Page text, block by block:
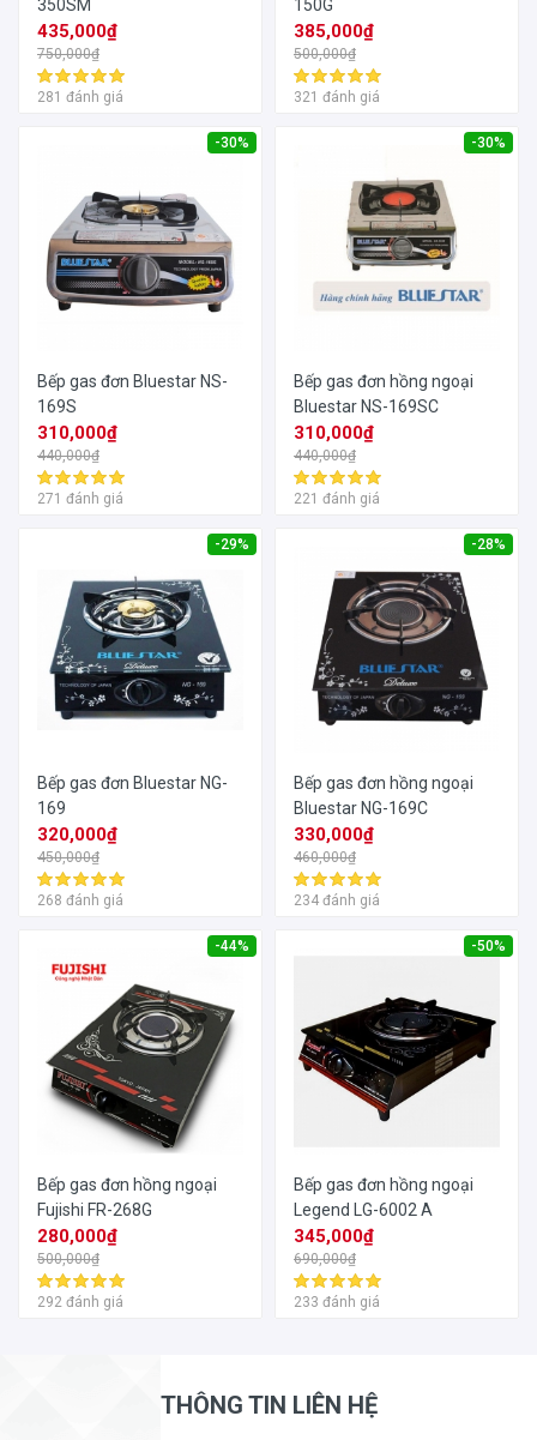
350SM
435,000₫
750,000₫
281 đánh giá
150G
385,000₫
500,000₫
321 đánh giá
-30%
Bếp gas đơn Bluestar NS-
169S
310,000₫
440,000₫
271 đánh giá
-30%
Bếp gas đơn hồng ngoại
Bluestar NS-169SC
310,000₫
440,000₫
221 đánh giá
-29%
Bếp gas đơn Bluestar NG-
169
320,000₫
450,000₫
268 đánh giá
-28%
Bếp gas đơn hồng ngoại
Bluestar NG-169C
330,000₫
460,000₫
234 đánh giá
-44%
Bếp gas đơn hồng ngoại
Fujishi FR-268G
280,000₫
500,000₫
292 đánh giá
-50%
Bếp gas đơn hồng ngoại
Legend LG-6002 A
345,000₫
690,000₫
233 đánh giá
THÔNG TIN LIÊN HỆ